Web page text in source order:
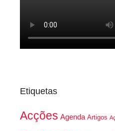
Etiquetas
Acções Agenda Artigos